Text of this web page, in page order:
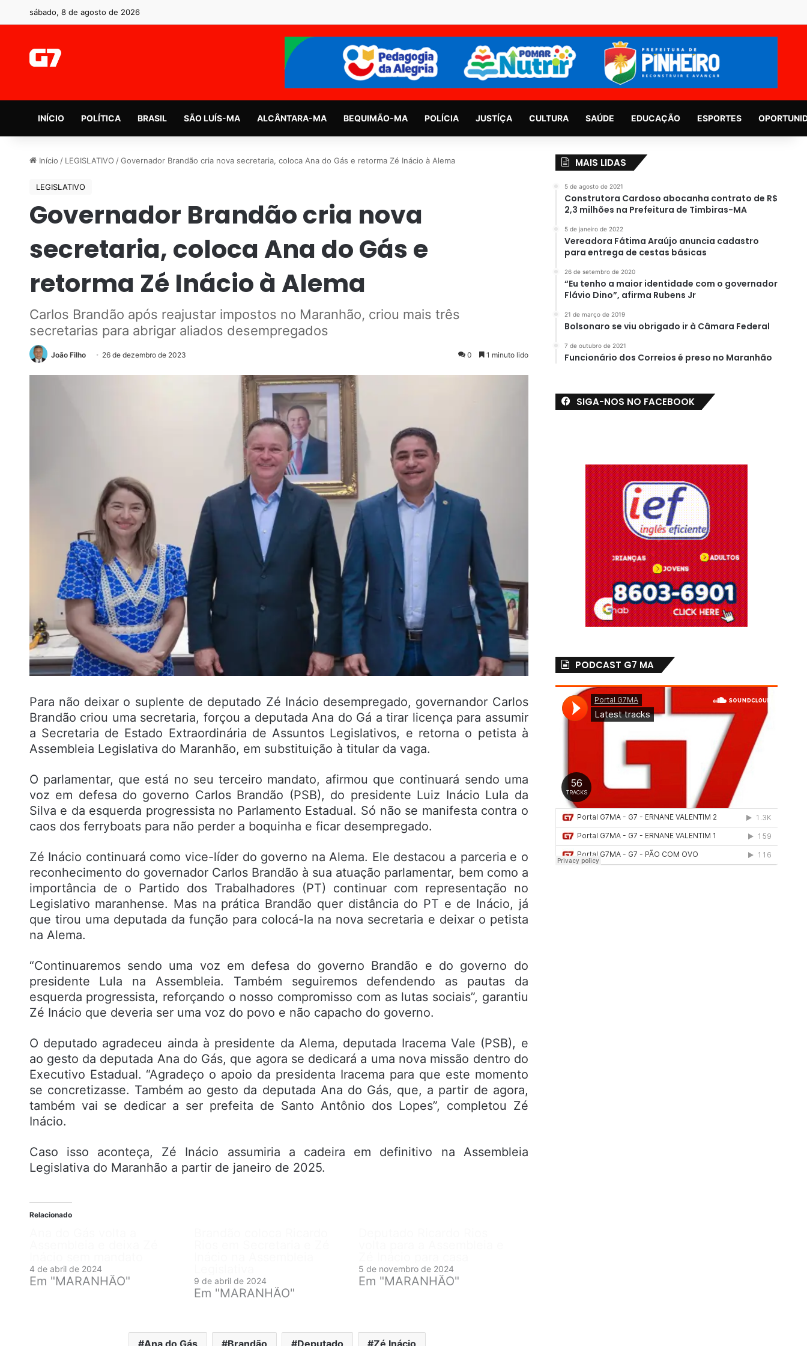
sábado, 8 de agosto de 2026
INÍCIO POLÍTICA BRASIL SÃO LUÍS-MA ALCÂNTARA-MA BEQUIMÃO-MA POLÍCIA JUSTÍÇA CULTURA SAÚDE EDUCAÇÃO ESPORTES
Início / LEGISLATIVO / Governador Brandão cria nova secretaria, coloca Ana do Gás e retorma Zé Inácio à Alema
LEGISLATIVO
Governador Brandão cria nova
secretaria, coloca Ana do Gás e
retorma Zé Inácio à Alema
Carlos Brandão após reajustar impostos no Maranhão, criou mais três
secretarias para abrigar aliados desempregados
João Filho 26 de dezembro de 2023 0 1 minuto lido
Para não deixar o suplente de deputado Zé Inácio desempregado, governandor Carlos
Brandão criou uma secretaria, forçou a deputada Ana do Gá a tirar licença para assumir
a Secretaria de Estado Extraordinária de Assuntos Legislativos, e retorna o petista à
Assembleia Legislativa do Maranhão, em substituição à titular da vaga.
O parlamentar, que está no seu terceiro mandato, afirmou que continuará sendo uma
voz em defesa do governo Carlos Brandão (PSB), do presidente Luiz Inácio Lula da
Silva e da esquerda progressista no Parlamento Estadual. Só não se manifesta contra o
caos dos ferryboats para não perder a boquinha e ficar desempregado.
Zé Inácio continuará como vice-líder do governo na Alema. Ele destacou a parceria e o
reconhecimento do governador Carlos Brandão à sua atuação parlamentar, bem como a
importância de o Partido dos Trabalhadores (PT) continuar com representação no
Legislativo maranhense. Mas na prática Brandão quer distância do PT e de Inácio, já
que tirou uma deputada da função para colocá-la na nova secretaria e deixar o petista
na Alema.
“Continuaremos sendo uma voz em defesa do governo Brandão e do governo do
presidente Lula na Assembleia. Também seguiremos defendendo as pautas da
esquerda progressista, reforçando o nosso compromisso com as lutas sociais”, garantiu
Zé Inácio que deveria ser uma voz do povo e não capacho do governo.
O deputado agradeceu ainda à presidente da Alema, deputada Iracema Vale (PSB), e
ao gesto da deputada Ana do Gás, que agora se dedicará a uma nova missão dentro do
Executivo Estadual. “Agradeço o apoio da presidenta Iracema para que este momento
se concretizasse. Também ao gesto da deputada Ana do Gás, que, a partir de agora,
também vai se dedicar a ser prefeita de Santo Antônio dos Lopes”, completou Zé
Inácio.
Caso isso aconteça, Zé Inácio assumiria a cadeira em definitivo na Assembleia
Legislativa do Maranhão a partir de janeiro de 2025.
Relacionado
4 de abril de 2024
Em "MARANHÃO" 9 de abril de 2024
Em "MARANHÃO"
5 de novembro de 2024
Em "MARANHÃO"
Ana do Gás Brandão Deputado Zé Inácio
MAIS LIDAS
5 de agosto de 2021
Construtora Cardoso abocanha contrato de R$
2,3 milhões na Prefeitura de Timbiras-MA
5 de janeiro de 2022
Vereadora Fátima Araújo anuncia cadastro
para entrega de cestas básicas
26 de setembro de 2020
“Eu tenho a maior identidade com o governador
Flávio Dino”, afirma Rubens Jr
21 de março de 2019
Bolsonaro se viu obrigado ir à Câmara Federal
7 de outubro de 2021
Funcionário dos Correios é preso no Maranhão
SIGA-NOS NO FACEBOOK
PODCAST G7 MA